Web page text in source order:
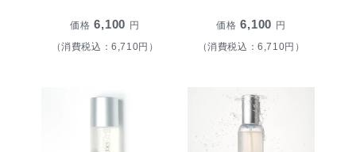
価格 6,100 円
（消費税込：6,710円）
価格 6,100 円
（消費税込：6,710円）